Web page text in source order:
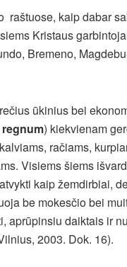
kaip dabar
Kristaus
Bremeno,
ūkinius bei
) kiekvienam
račiams,
Visiems šiems
kaip žemdirbiai,
be mokesčio bei
aprūpinsiu daiktais ir
2003. Dok. 16).